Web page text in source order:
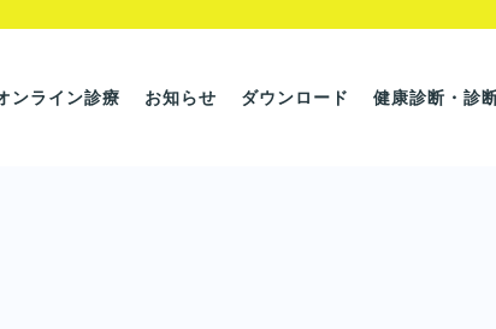
ンライン診療 お知らせ ダウンロード 健康診断・診